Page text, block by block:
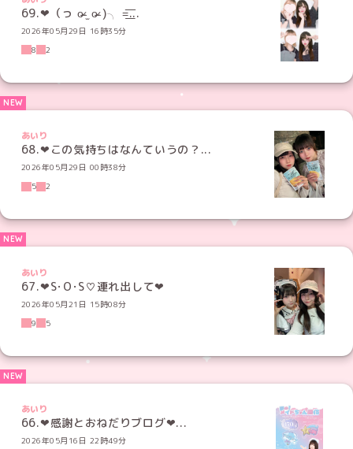
69.‪‪❤︎‬（っ o̴̶̷ ̫ o̴̶̷ )╮ =͟͟͞͞...
2026年05月29日 16時35分
8
2
あいり
68.‪‪❤︎‬この気持ちはなんていうの？‪...
2026年05月29日 00時38分
5
2
あいり
67.‪‪❤︎‬S･O･S♡連れ出して‪‪❤︎
2026年05月21日 15時08分
9
5
あいり
66.‪‪❤︎‬感謝とおねだりブログ‪‪❤︎...
2026年05月16日 22時49分